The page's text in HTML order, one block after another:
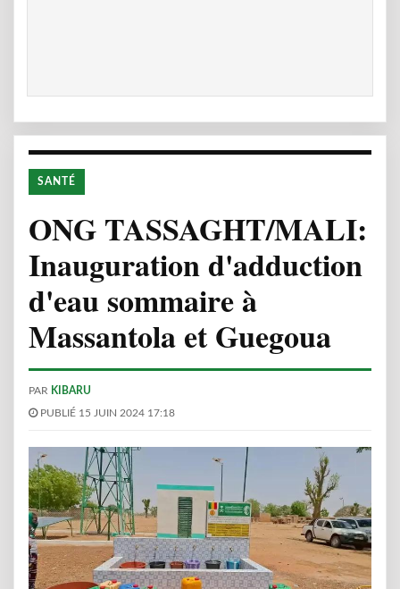
SANTÉ
ONG TASSAGHT/MALI:
Inauguration d'adduction
d'eau sommaire à
Massantola et Guegoua
PAR KIBARU
PUBLIÉ 15 JUIN 2024 17:18